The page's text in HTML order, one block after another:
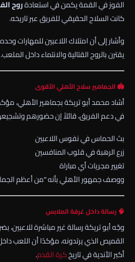
الفوز في القمة يكمن في استعادةروح
كانت السلاح الحقيقي للفريق عبر تاريخه.
وأشار إلى أن امتلاك اللاعبين للمهارات
يقترن بالروح القتالية والانتماء داخل الملعب.
🏟️ الجماهير سلاح الأهلي الأقوى
أشادمحمد أبو تريكةبجماهير الأهلي،
في دعم الفريق، قائلاً إن حضورهم
بث الحماس في نفوس اللاعبين
زرع الرهبة في قلوب المنافسين
تغيير مجريات أي مباراة
ووصف جمهور الأهلي بأنه “من أعظم
🧠 رسالة داخل غرفة الملابس
وجّه أبو تريكة رسالة غير مباشرة للاعبين،
القميص الذي يرتدونه، مؤكدًا أن اللعب
أكبر الأندية في تاريخكرة القدم.